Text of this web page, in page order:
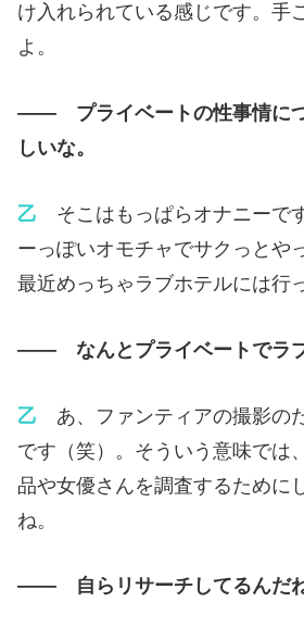
け入れられている感じです。手
よ。
—— プライベートの性事情に
しいな。
乙 そこはもっぱらオナニーで
ーっぽいオモチャでサクっとや
最近めっちゃラブホテルには行
—— なんとプライベートでラ
乙 あ、ファンティアの撮影の
です（笑）。そういう意味では
品や女優さんを調査するために
ね。
—— 自らリサーチしてるんだね